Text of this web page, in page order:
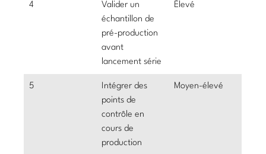
4
Valider un
échantillon de
pré-production
avant
lancement série
Élevé
5
Intégrer des
points de
contrôle en
cours de
production
Moyen-élevé